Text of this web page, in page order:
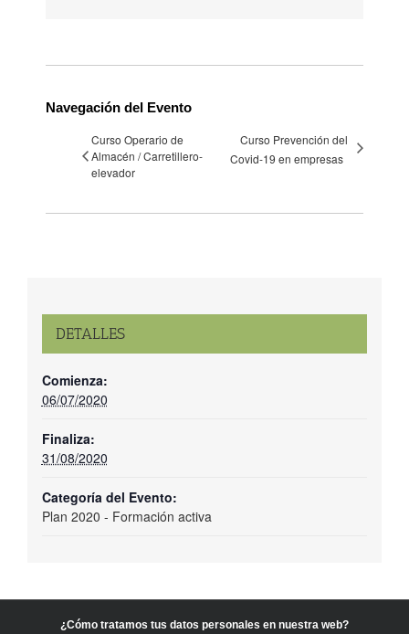
Navegación del Evento
Curso Operario de
Almacén / Carretillero-
elevador
Curso Prevención del
Covid-19 en empresas
DETALLES
Comienza:
06/07/2020
Finaliza:
31/08/2020
Categoría del Evento:
Plan 2020 - Formación activa
¿Cómo tratamos tus datos personales en nuestra web?